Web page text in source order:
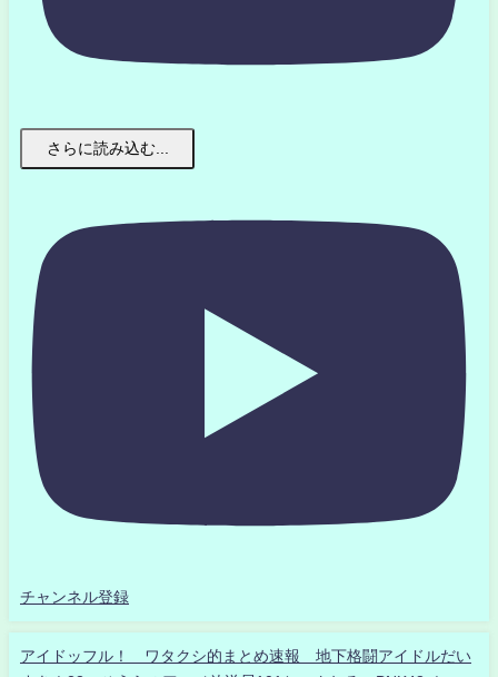
さらに読み込む...
チャンネル登録
アイドッフル！ ワタクシ的まとめ速報 地下格闘アイドルだい